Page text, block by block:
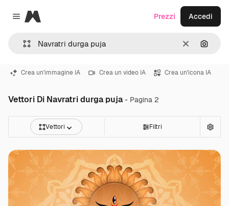
Close menu
Magnific
CancellaCerca
Prezzi Accedi
Crea un'immagine IA Crea un video IA Crea un'icona IA
Vettori Di Navratri durga puja - Pagina 2
Vettori Filtri